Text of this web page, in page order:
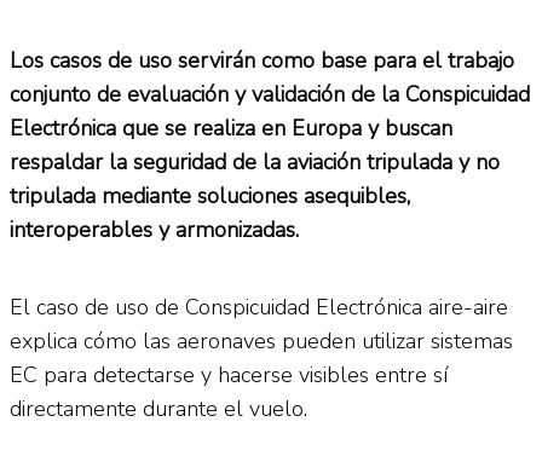
Los casos de uso servirán como base para el trabajo
conjunto de evaluación y validación de la Conspicuidad
Electrónica que se realiza en Europa y buscan
respaldar la seguridad de la aviación tripulada y no
tripulada mediante soluciones asequibles,
interoperables y armonizadas.
El caso de uso de Conspicuidad Electrónica aire-aire
explica cómo las aeronaves pueden utilizar sistemas
EC para detectarse y hacerse visibles entre sí
directamente durante el vuelo.